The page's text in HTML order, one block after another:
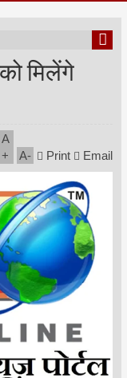
मिलेंगे
A
+
A- Print Email